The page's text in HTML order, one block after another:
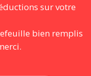
sur votre
bien remplis